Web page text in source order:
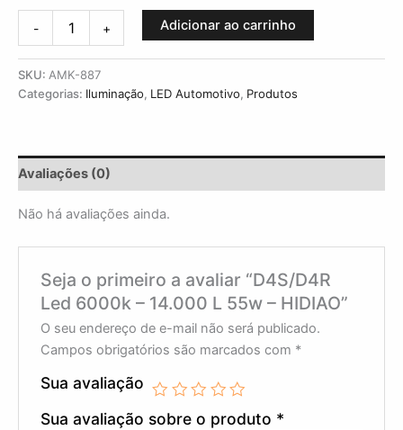
- + Adicionar ao carrinho
SKU: AMK-887
Categorias: Iluminação, LED Automotivo, Produtos
Avaliações (0)
Não há avaliações ainda.
Seja o primeiro a avaliar “D4S/D4R
Led 6000k – 14.000 L 55w – HIDIAO”
O seu endereço de e-mail não será publicado.
Campos obrigatórios são marcados com *
Sua avaliação
Sua avaliação sobre o produto *